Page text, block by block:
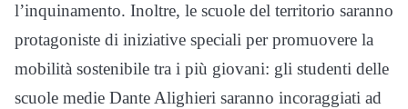
l’inquinamento. Inoltre, le scuole del territorio saranno
protagoniste di iniziative speciali per promuovere la
mobilità sostenibile tra i più giovani: gli studenti delle
scuole medie Dante Alighieri saranno incoraggiati ad